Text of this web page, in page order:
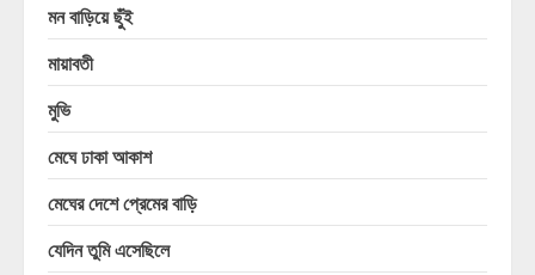
মন বাড়িয়ে ছুঁই
মায়াবতী
মুভি
মেঘে ঢাকা আকাশ
মেঘের দেশে প্রেমের বাড়ি
যেদিন তুমি এসেছিলে